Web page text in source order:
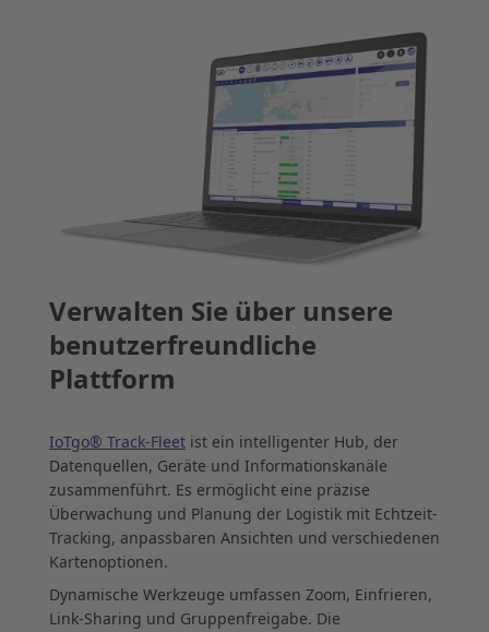
Verwalten Sie über unsere
benutzerfreundliche
Plattform
IoTgo® Track-Fleet ist ein intelligenter Hub, der
Datenquellen, Geräte und Informationskanäle
zusammenführt. Es ermöglicht eine präzise
Überwachung und Planung der Logistik mit Echtzeit-
Tracking, anpassbaren Ansichten und verschiedenen
Kartenoptionen.
Dynamische Werkzeuge umfassen Zoom, Einfrieren,
Link-Sharing und Gruppenfreigabe. Die